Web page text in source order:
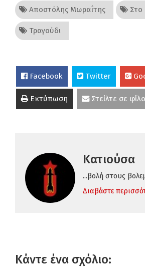
Αποστόλης Μωραΐτης Στο
Τραγούδι
Facebook Twitter
Εκτύπωση Στείλτε σε φίλο
Κατιούσα
...βολή στους
Διαβάστε
Κάντε ένα σχόλιο: